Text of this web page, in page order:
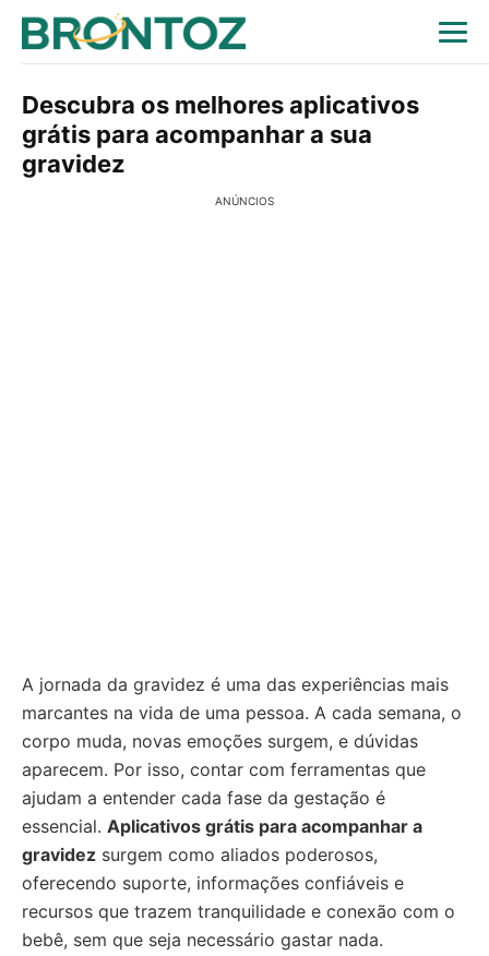
Descubra os melhores aplicativos
grátis para acompanhar a sua
gravidez
ANÚNCIOS
A jornada da gravidez é uma das experiências mais
marcantes na vida de uma pessoa. A cada semana, o
corpo muda, novas emoções surgem, e dúvidas
aparecem. Por isso, contar com ferramentas que
ajudam a entender cada fase da gestação é
essencial. Aplicativos grátis para acompanhar a
gravidez surgem como aliados poderosos,
oferecendo suporte, informações confiáveis e
recursos que trazem tranquilidade e conexão com o
bebê, sem que seja necessário gastar nada.